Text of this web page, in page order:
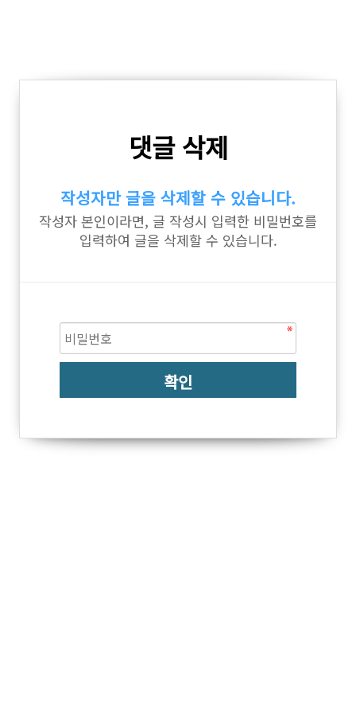
댓글 삭제
작성자만 글을 삭제할 수 있습니다.
작성자 본인이라면, 글 작성시 입력한 비밀번호를
입력하여 글을 삭제할 수 있습니다.